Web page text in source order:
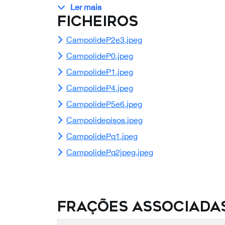
Ler mais
Ficheiros
CampolideP2e3.jpeg
CampolideP0.jpeg
CampolideP1.jpeg
CampolideP4.jpeg
CampolideP5e6.jpeg
Campolidepisos.jpeg
CampolidePq1.jpeg
CampolidePq2jpeg.jpeg
Frações